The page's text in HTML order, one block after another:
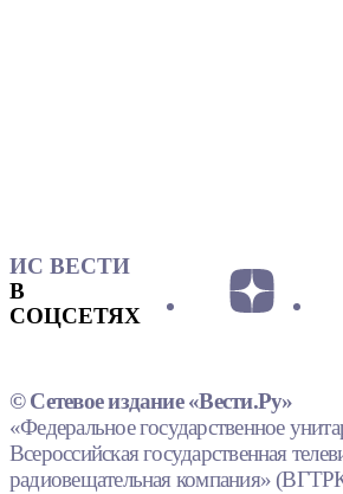
ИС ВЕСТИ
В
СОЦСЕТЯХ
© Сетевое издание «Вести.Ру»
«Федеральное государственное
Всероссийская государственная
радиовещательная компания»